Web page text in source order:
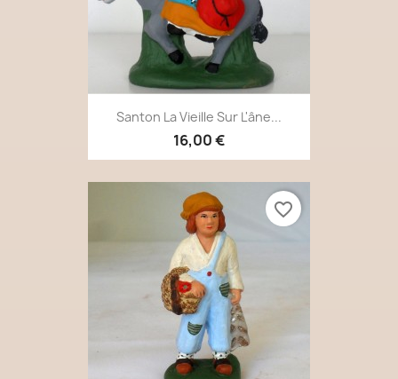
Santon La Vieille Sur L'âne...
16,00 €
favorite_border